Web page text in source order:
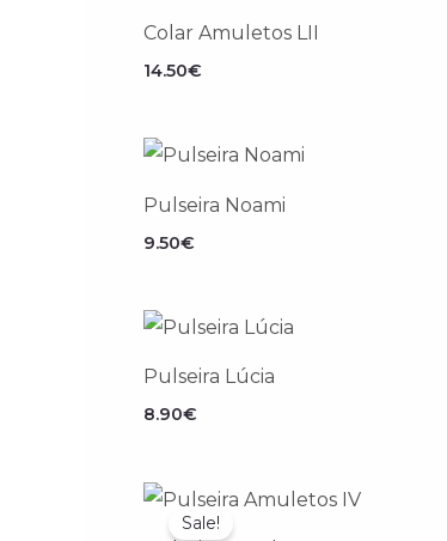
Colar Amuletos LII
14.50€
Pulseira Noami
9.50€
Pulseira Lúcia
8.90€
Sale!
O
preço
original
O
preço
atual